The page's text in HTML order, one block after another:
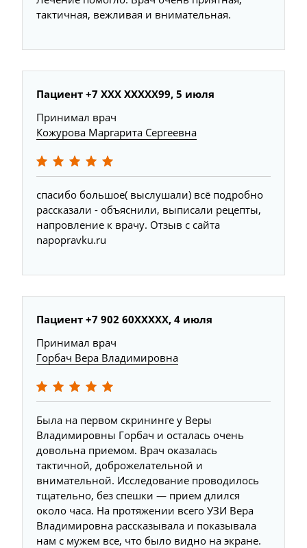
тактичная, вежливая и внимательная.
Пациент +7 ХХХ ХХХХХ99, 5 июля
Принимал врач
Кожурова Маргарита Сергеевна
спасибо большое( выслушали) всё подробно
рассказали - объяснили, выписали рецепты,
напровление к врачу. Отзыв с сайта
napopravku.ru
Пациент +7 902 60XXXXX, 4 июля
Принимал врач
Горбач Вера Владимировна
Была на первом скрининге у Веры
Владимировны Горбач и осталась очень
довольна приемом. Врач оказалась
тактичной, доброжелательной и
внимательной. Исследование проводилось
тщательно, без спешки — прием длился
около часа. На протяжении всего УЗИ Вера
Владимировна рассказывала и показывала
нам с мужем все, что было видно на экране.